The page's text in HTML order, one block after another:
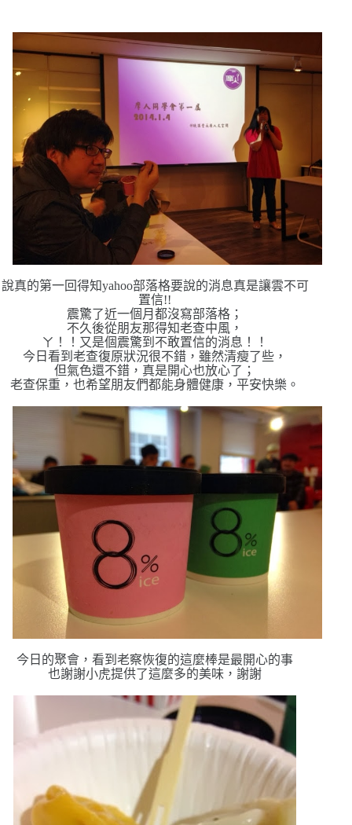
說真的第一回得知yahoo部落格要說的消息真是讓雲不可
置信!!
震驚了近一個月都沒寫部落格；
不久後從朋友那得知老查中風，
ㄚ！！又是個震驚到不敢置信的消息！！
今日看到老查復原狀況很不錯，雖然清瘦了些，
但氣色還不錯，真是開心也放心了；
老查保重，也希望朋友們都能身體健康，平安快樂。
今日的聚會，看到老察恢復的這麼棒是最開心的事
也謝謝小虎提供了這麼多的美味，謝謝